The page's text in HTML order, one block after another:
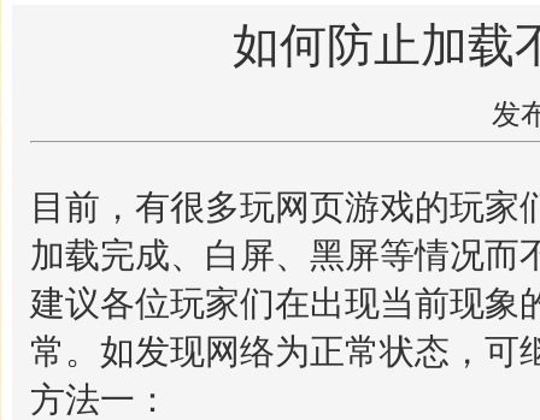
如何防止加载
发
目前，有很多玩网页游戏的玩
加载完成、白屏、黑屏等情况而
建议各位玩家们在出现当前现象
常。如发现网络为正常状态，可
方法一：